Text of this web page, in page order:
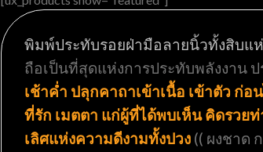
พิมพ์ประทับรอยฝ่ามือลายนิ้วทั้งสิบแ
ถือเป็นที่สุดแห่งการประทับพลังงาน
เช้าค่ำ ปลุกคาถาเข้าเนื้อ เข้าตัว ก่
ที่รัก เมตตา แก่ผู้ที่ได้พบเห็น คิดรวย
เลิศแห่งความดีงามทั้งปวง (( ผงชาด